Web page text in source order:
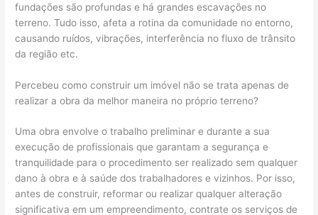
fundações são profundas e há grandes escavações no
terreno. Tudo isso, afeta a rotina da comunidade no entorno,
causando ruídos, vibrações, interferência no fluxo de trânsito
da região etc.
Percebeu como construir um imóvel não se trata apenas de
realizar a obra da melhor maneira no próprio terreno?
Uma obra envolve o trabalho preliminar e durante a sua
execução de profissionais que garantam a segurança e
tranquilidade para o procedimento ser realizado sem qualquer
dano à obra e à saúde dos trabalhadores e vizinhos. Por isso,
antes de construir, reformar ou realizar qualquer alteração
significativa em um empreendimento, contrate os serviços de